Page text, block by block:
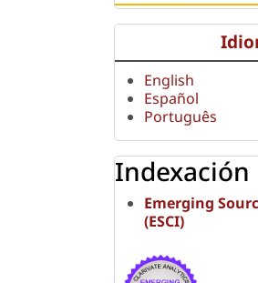
English
Español
Português
Indexación
Emerging
(ESCI)